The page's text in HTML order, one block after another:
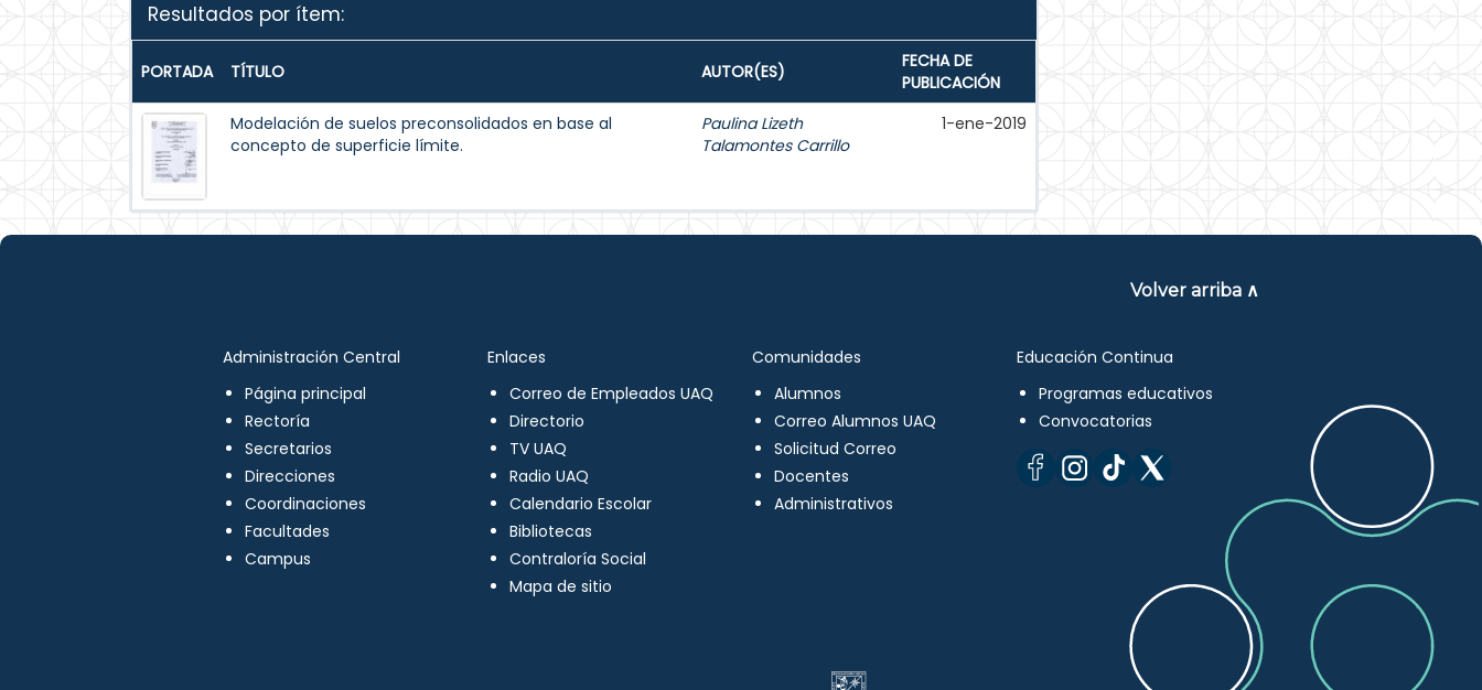
Resultados por ítem:
PORTADA TÍTULO AUTOR(ES)
FECHA DE
PUBLICACIÓN
Modelación de suelos preconsolidados en base al
concepto de superficie límite.
Paulina Lizeth
Talamontes Carrillo
1-ene-2019
Volver arriba ∧
Administración Central
Página principal
Rectoría
Secretarios
Direcciones
Coordinaciones
Facultades
Campus
Enlaces
Correo de Empleados UAQ
Directorio
TV UAQ
Radio UAQ
Calendario Escolar
Bibliotecas
Contraloría Social
Mapa de sitio
Comunidades
Alumnos
Correo Alumnos UAQ
Solicitud Correo
Docentes
Administrativos
Educación Continua
Programas educativos
Convocatorias